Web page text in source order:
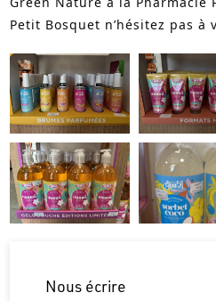
Petit Bosquet n’hésitez pas
Nous écrire